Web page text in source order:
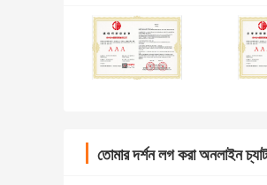
তোমার দর্শন লগ করা অনলাইন